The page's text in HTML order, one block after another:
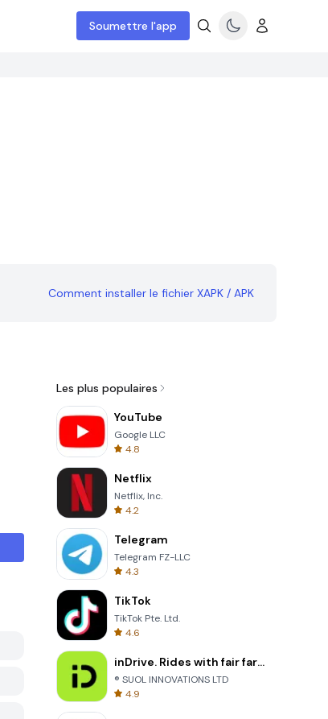
Soumettre l'app
Comment installer le fichier XAPK / APK
Les plus populaires
YouTube
Google LLC
4.8
Netflix
Netflix, Inc.
4.2
Telegram
Telegram FZ-LLC
4.3
TikTok
TikTok Pte. Ltd.
4.6
inDrive. Rides with fair fares
® SUOL INNOVATIONS LTD
4.9